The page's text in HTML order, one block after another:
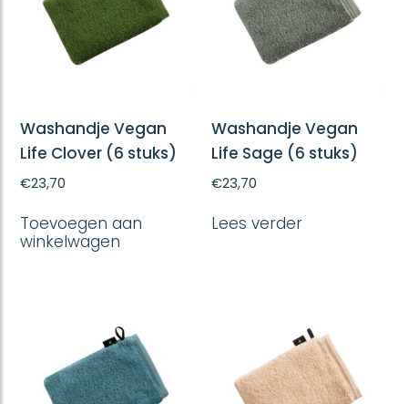
Washandje Vegan
Life Clover (6 stuks)
€23,70
Toevoegen aan
winkelwagen
Washandje Vegan
Life Sage (6 stuks)
€23,70
Lees verder